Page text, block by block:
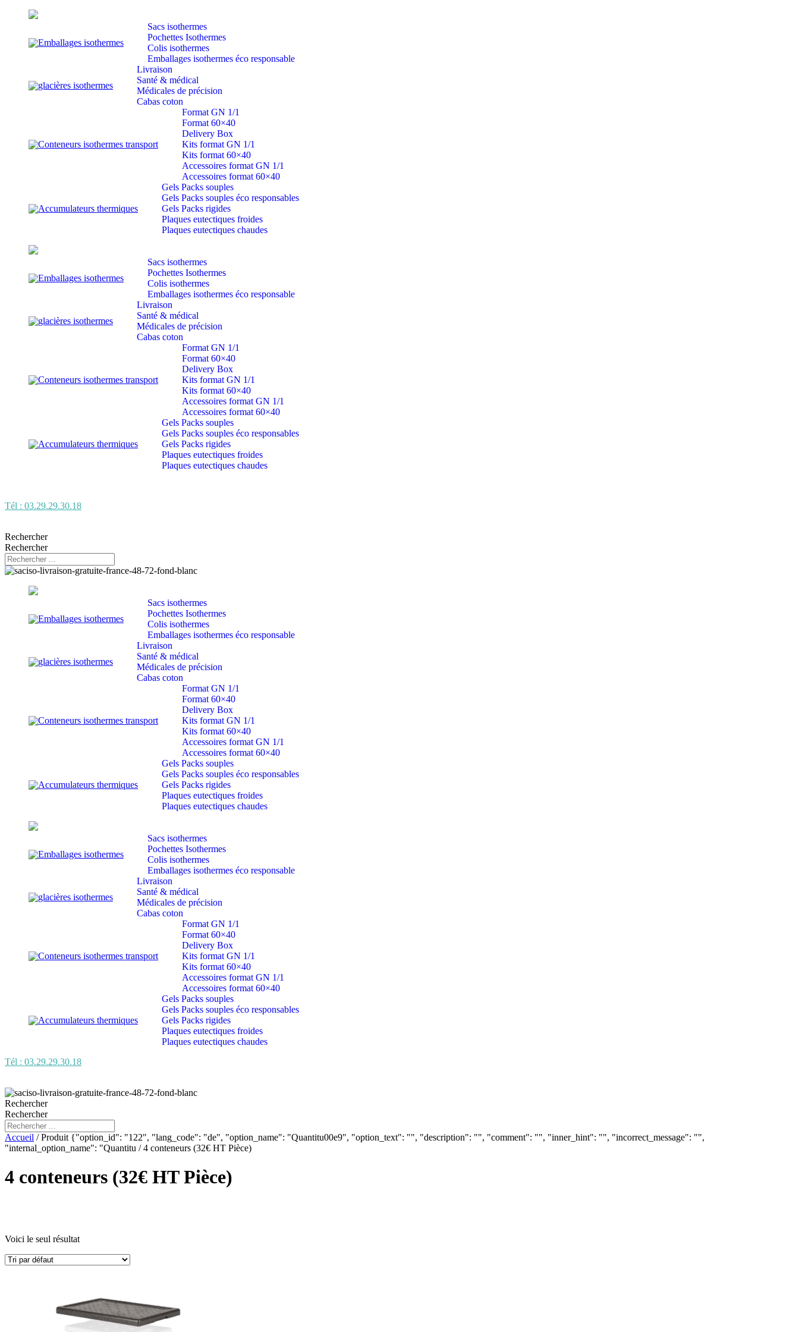
Emballages isothermes
Sacs isothermes
Pochettes Isothermes
Colis isothermes
Emballages isothermes éco responsable
glacières isothermes
Livraison
Santé & médical
Médicales de précision
Cabas coton
Conteneurs isothermes transport
Format GN 1/1
Format 60×40
Delivery Box
Kits format GN 1/1
Kits format 60×40
Accessoires format GN 1/1
Accessoires format 60×40
Accumulateurs thermiques
Gels Packs souples
Gels Packs souples éco responsables
Gels Packs rigides
Plaques eutectiques froides
Plaques eutectiques chaudes
Emballages isothermes
Sacs isothermes
Pochettes Isothermes
Colis isothermes
Emballages isothermes éco responsable
glacières isothermes
Livraison
Santé & médical
Médicales de précision
Cabas coton
Conteneurs isothermes transport
Format GN 1/1
Format 60×40
Delivery Box
Kits format GN 1/1
Kits format 60×40
Accessoires format GN 1/1
Accessoires format 60×40
Accumulateurs thermiques
Gels Packs souples
Gels Packs souples éco responsables
Gels Packs rigides
Plaques eutectiques froides
Plaques eutectiques chaudes
Tél : 03.29.29.30.18
Rechercher
Rechercher
Emballages isothermes
Sacs isothermes
Pochettes Isothermes
Colis isothermes
Emballages isothermes éco responsable
glacières isothermes
Livraison
Santé & médical
Médicales de précision
Cabas coton
Conteneurs isothermes transport
Format GN 1/1
Format 60×40
Delivery Box
Kits format GN 1/1
Kits format 60×40
Accessoires format GN 1/1
Accessoires format 60×40
Accumulateurs thermiques
Gels Packs souples
Gels Packs souples éco responsables
Gels Packs rigides
Plaques eutectiques froides
Plaques eutectiques chaudes
Emballages isothermes
Sacs isothermes
Pochettes Isothermes
Colis isothermes
Emballages isothermes éco responsable
glacières isothermes
Livraison
Santé & médical
Médicales de précision
Cabas coton
Conteneurs isothermes transport
Format GN 1/1
Format 60×40
Delivery Box
Kits format GN 1/1
Kits format 60×40
Accessoires format GN 1/1
Accessoires format 60×40
Accumulateurs thermiques
Gels Packs souples
Gels Packs souples éco responsables
Gels Packs rigides
Plaques eutectiques froides
Plaques eutectiques chaudes
Tél : 03.29.29.30.18
Rechercher
Rechercher
Accueil / Produit {"option_id": "122", "lang_code": "de", "option_name": "Quantitu00e9", "option_text": "", "description": "", "comment": "", "inner_hint": "", "incorrect_message": "",
"internal_option_name": "Quantitu / 4 conteneurs (32€ HT Pièce)
4 conteneurs (32€ HT Pièce)
Voici le seul résultat